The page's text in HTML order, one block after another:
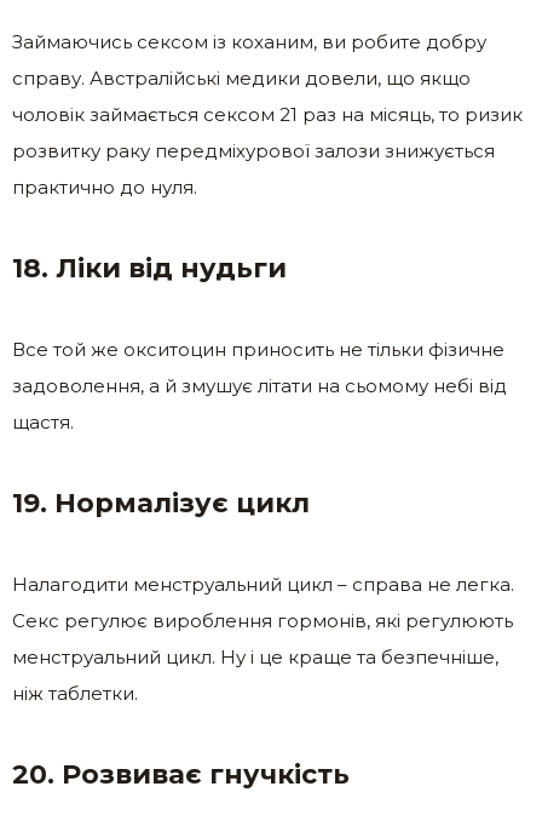
Займаючись сексом із коханим, ви робите добру
справу. Австралійські медики довели, що якщо
чоловік займається сексом 21 раз на місяць, то ризик
розвитку раку передміхурової залози знижується
практично до нуля.
18. Ліки від нудьги
Все той же окситоцин приносить не тільки фізичне
задоволення, а й змушує літати на сьомому небі від
щастя.
19. Нормалізує цикл
Налагодити менструальний цикл – справа не легка.
Секс регулює вироблення гормонів, які регулюють
менструальний цикл. Ну і це краще та безпечніше,
ніж таблетки.
20. Розвиває гнучкість